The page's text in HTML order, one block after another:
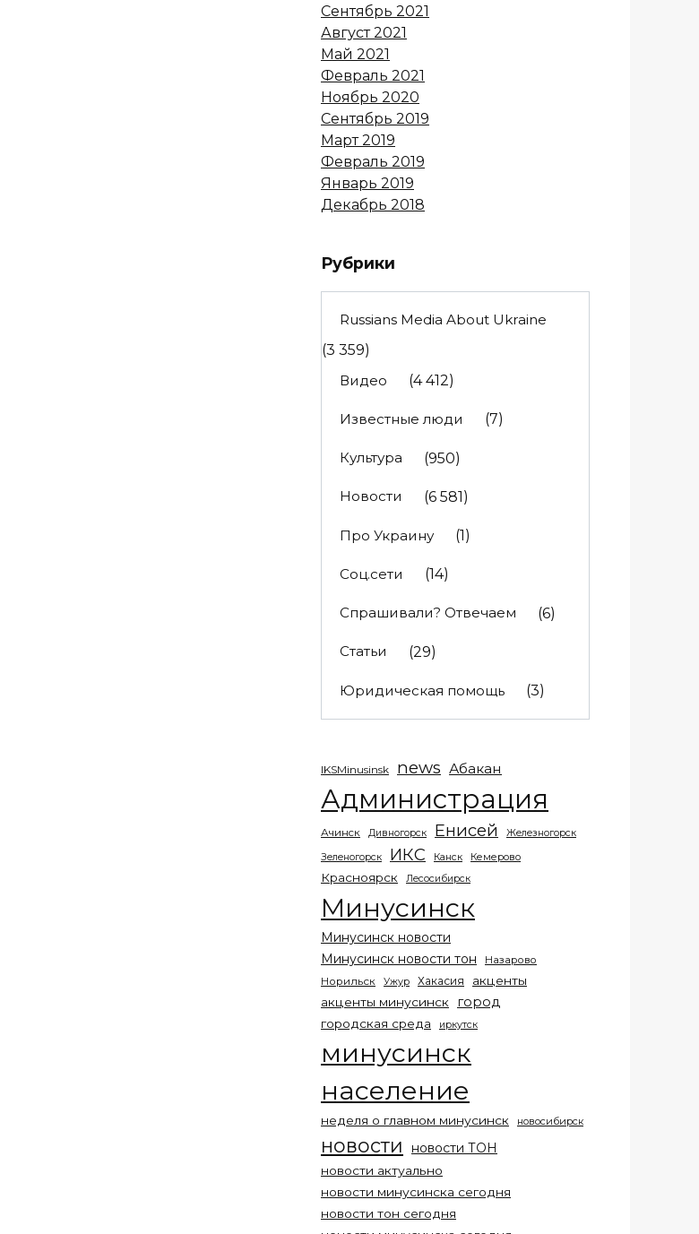
Сентябрь 2021
Август 2021
Май 2021
Февраль 2021
Ноябрь 2020
Сентябрь 2019
Март 2019
Февраль 2019
Январь 2019
Декабрь 2018
Рубрики
Russians Media About Ukraine
(3 359)
Видео
(4 412)
Известные люди (7)
Культура (950)
Новости (6 581)
Про Украину (1)
Соц.сети (14)
Спрашивали? Отвечаем (6)
Статьи (29)
Юридическая помощь (3)
IKSMinusinsk news Абакан
Администрация
Ачинск Дивногорск Енисей Железногорск
Зеленогорск ИКС Канск Кемерово
Красноярск Лесосибирск
Минусинск
Минусинск новости
Минусинск новости тон
Назарово
Норильск
Ужур Хакасия
акценты
акценты минусинск
город
городская среда иркутск
минусинск
население
неделя о главном минусинск новосибирск
новости новости ТОН
новости актуально
новости минусинска сегодня
новости тон сегодня